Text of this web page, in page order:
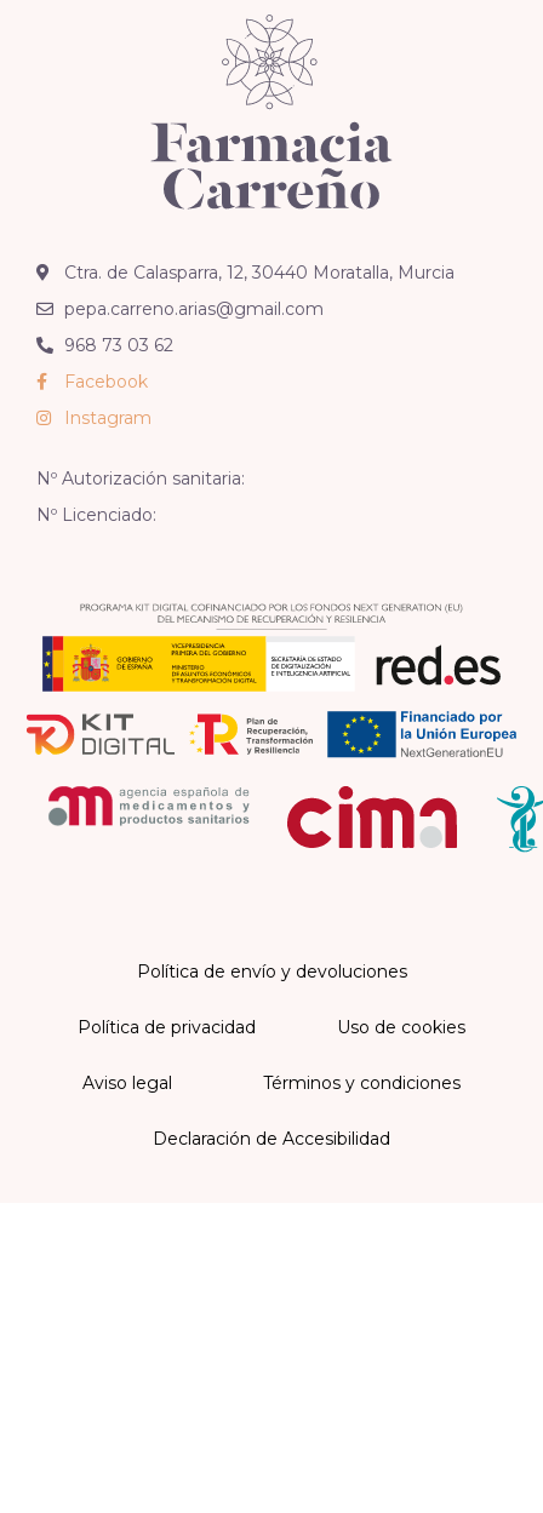
Ctra. de Calasparra, 12, 30440 Moratalla, Murcia
pepa.carreno.arias@gmail.com
968 73 03 62
Facebook
Instagram
Nº Autorización sanitaria:
Nº Licenciado:
Política de envío y devoluciones
Política de privacidad Uso de cookies
Aviso legal Términos y condiciones
Declaración de Accesibilidad